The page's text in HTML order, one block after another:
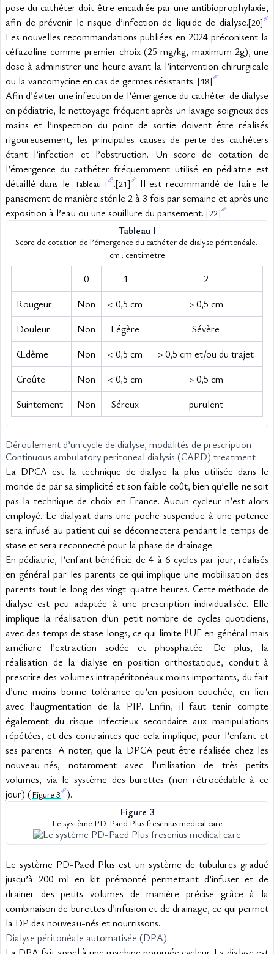
pose du cathéter doit être encadrée par une antibioprophylaxie,
afin de prévenir le risque d’infection de liquide de dialyse.[20]
Les nouvelles recommandations publiées en 2024 préconisent la
céfazoline comme premier choix (25 mg/kg, maximum 2g), une
dose à administrer une heure avant la l’intervention chirurgicale
ou la vancomycine en cas de germes résistants. [18]
Afin d’éviter une infection de l’émergence du cathéter de dialyse
en pédiatrie, le nettoyage fréquent après un lavage soigneux des
mains et l’inspection du point de sortie doivent être réalisés
rigoureusement, les principales causes de perte des cathéters
étant l’infection et l’obstruction. Un score de cotation de
l’émergence du cathéter fréquemment utilisé en pédiatrie est
détaillé dans le Tableau I .[21] Il est recommandé de faire le
pansement de manière stérile 2 à 3 fois par semaine et après une
exposition à l’eau ou une souillure du pansement. [22]
Tableau I
Score de cotation de l’émergence du cathéter de dialyse péritonéale.
cm : centimètre
0 1
2
Rougeur
Non < 0,5 cm
> 0,5 cm
Douleur
Non Légère
Sévère
Œdème
Non < 0,5 cm
> 0,5 cm et/ou du trajet
Croûte
Non < 0,5 cm
> 0,5 cm
Suintement
Non Séreux purulent
Déroulement d’un cycle de dialyse, modalités de prescription
Continuous ambulatory peritoneal dialysis (CAPD) treatment
La DPCA est la technique de dialyse la plus utilisée dans le
monde de par sa simplicité et son faible coût, bien qu’elle ne soit
pas la technique de choix en France. Aucun cycleur n’est alors
employé. Le dialysat dans une poche suspendue à une potence
sera infusé au patient qui se déconnectera pendant le temps de
stase et sera reconnecté pour la phase de drainage.
En pédiatrie, l’enfant bénéficie de 4 à 6 cycles par jour, réalisés
en général par les parents ce qui implique une mobilisation des
parents tout le long des vingt-quatre heures. Cette méthode de
dialyse est peu adaptée à une prescription individualisée. Elle
implique la réalisation d’un petit nombre de cycles quotidiens,
avec des temps de stase longs, ce qui limite l’UF en général mais
améliore l’extraction sodée et phosphatée. De plus, la
réalisation de la dialyse en position orthostatique, conduit à
prescrire des volumes intrapéritonéaux moins importants, du fait
d’une moins bonne tolérance qu’en position couchée, en lien
avec l’augmentation de la PIP. Enfin, il faut tenir compte
également du risque infectieux secondaire aux manipulations
répétées, et des contraintes que cela implique, pour l’enfant et
ses parents. A noter, que la DPCA peut être réalisée chez les
nouveau-nés, notamment avec l’utilisation de très petits
volumes, via le système des burettes (non rétrocédable à ce
jour) (Figure 3 ).
Figure 3
Le système PD-Paed Plus fresenius medical care
Le système PD-Paed Plus est un système de tubulures gradué
jusqu’à 200 ml en kit prémonté permettant d’infuser et de
drainer des petits volumes de manière précise grâce à la
combinaison de burettes d’infusion et de drainage, ce qui permet
la DP des nouveau-nés et nourrissons.
Dialyse péritonéale automatisée (DPA)